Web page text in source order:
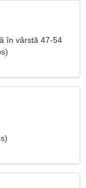
în vârstă 47-54